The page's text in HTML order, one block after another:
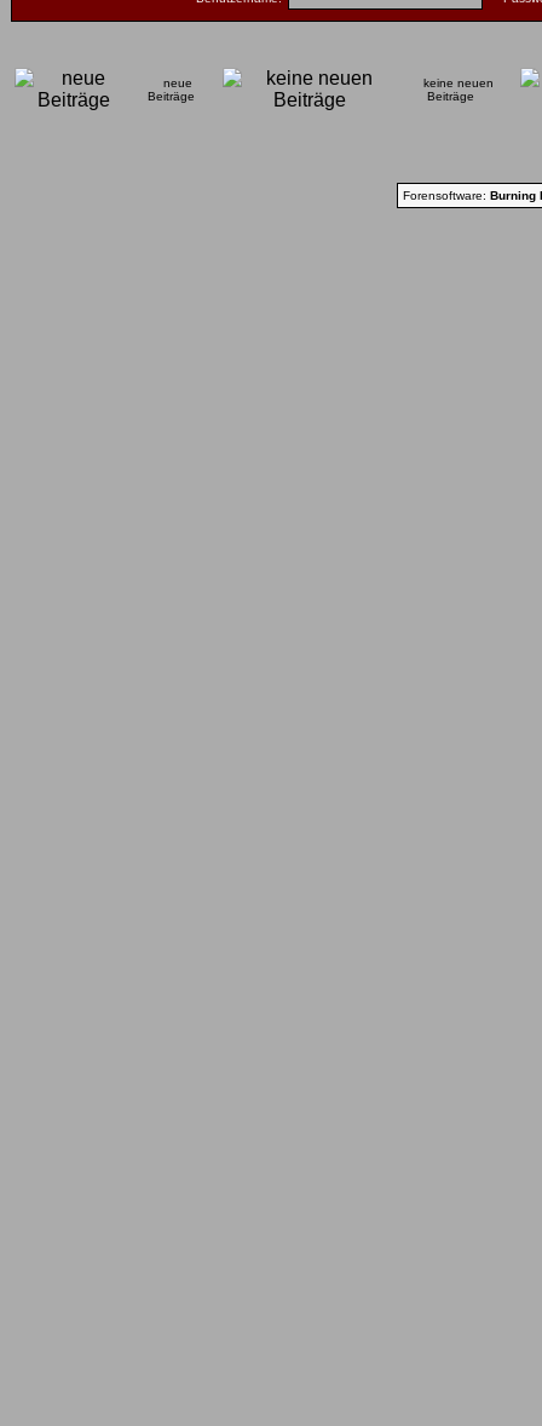
neue
Beiträge
keine neuen
Beiträge
Forensoftware: Burning